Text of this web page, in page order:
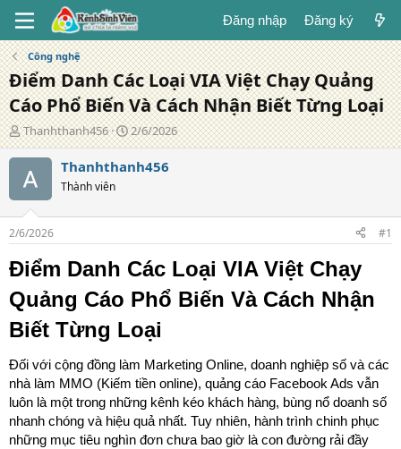
Đăng nhập Đăng ký
Công nghệ
Điểm Danh Các Loại VIA Việt Chạy Quảng
Cáo Phổ Biến Và Cách Nhận Biết Từng Loại
T
á
c
g
ả
Thanhthanh456
N
g
à
g
2/6/2026
Thanhthanh456
Thành viên
2/6/2026 #1
Điểm Danh Các Loại VIA Việt Chạy
Quảng Cáo Phổ Biến Và Cách Nhận
Biết Từng Loại
Đối với cộng đồng làm Marketing Online, doanh nghiệp số và các
nhà làm MMO (Kiếm tiền online), quảng cáo Facebook Ads vẫn
luôn là một trong những kênh kéo khách hàng, bùng nổ doanh số
nhanh chóng và hiệu quả nhất. Tuy nhiên, hành trình chinh phục
những mục tiêu nghìn đơn chưa bao giờ là con đường rải đầy